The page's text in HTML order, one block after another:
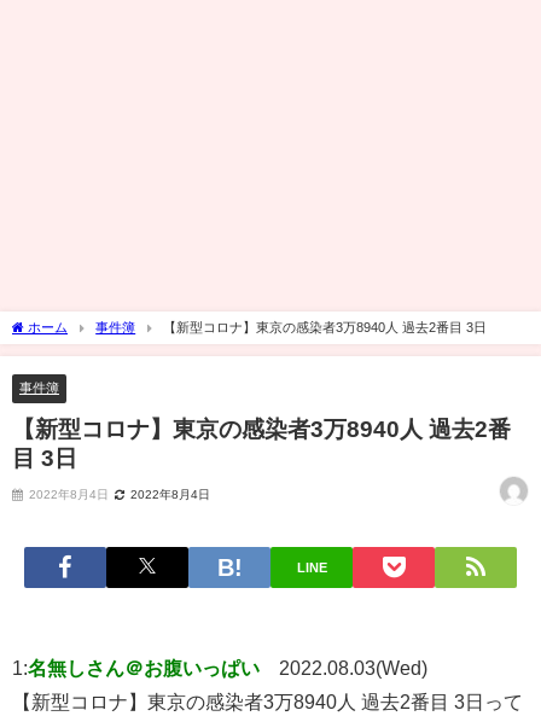
ホーム 事件簿 【新型コロナ】東京の感染者3万8940人 過去2番目 3日
事件簿
【新型コロナ】東京の感染者3万8940人 過去2番
目 3日
2022年8月4日 2022年8月4日
LINE
1:名無しさん＠お腹いっぱい
2022.08.03(Wed)
【新型コロナ】東京の感染者3万8940人 過去2番目 3日って